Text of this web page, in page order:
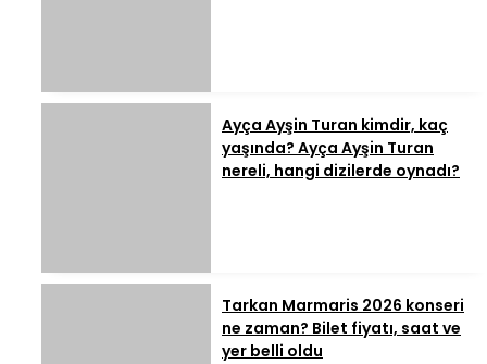
Ayça Ayşin Turan kimdir, kaç
yaşında? Ayça Ayşin Turan
nereli, hangi dizilerde oynadı?
Tarkan Marmaris 2026 konseri
ne zaman? Bilet fiyatı, saat ve
yer belli oldu